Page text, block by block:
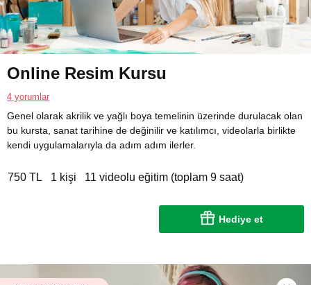
Online Resim Kursu
4 yorumlar
Genel olarak akrilik ve yağlı boya temelinin üzerinde durulacak olan
bu kursta, sanat tarihine de değinilir ve katılımcı, videolarla birlikte
kendi uygulamalarıyla da adım adım ilerler.
750 TL 1 kişi 11 videolu eğitim (toplam 9 saat)
Hediye et